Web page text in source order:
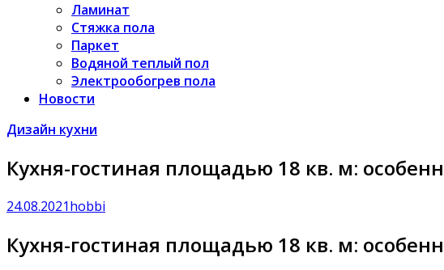
Ламинат
Стяжка пола
Паркет
Водяной теплый пол
Электрообогрев пола
Новости
Дизайн кухни
Кухня-гостиная площадью 18 кв. м:
24.08.2021hobbi
Кухня-гостиная площадью 18 кв. м: